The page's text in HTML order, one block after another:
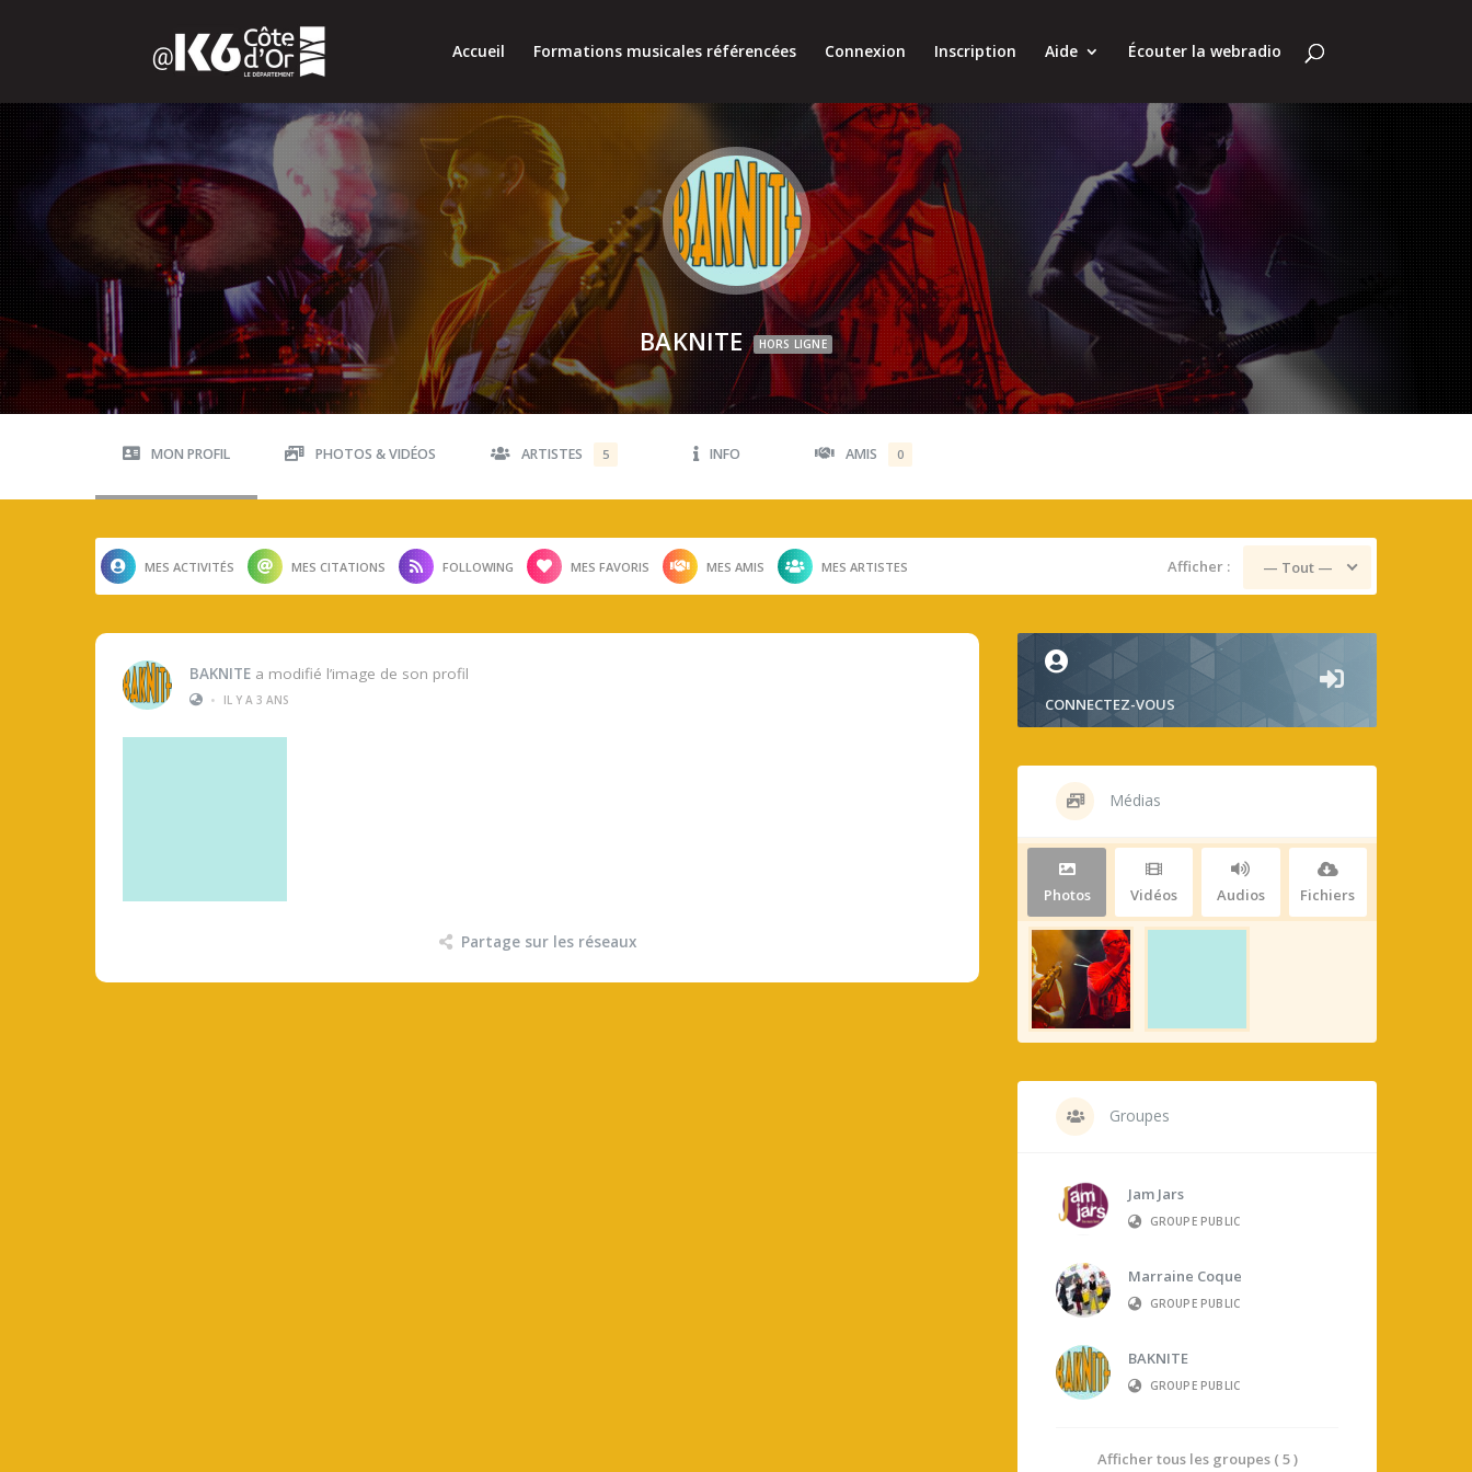
Accueil Formations musicales référencées Connexion Inscription Aide Écouter la webradio
BAKNITE HORS LIGNE
MON PROFIL PHOTOS & VIDÉOS ARTISTES 5 INFO AMIS 0
MES ACTIVITÉS MES CITATIONS FOLLOWING MES FAVORIS MES AMIS MES ARTISTES Afficher : — Tout —
BAKNITE a modifié l’image de son profil
•
IL Y A 3 ANS
Partage sur les réseaux
CONNECTEZ-VOUS
Médias
Photos Vidéos Audios Fichiers
Groupes
Jam Jars
GROUPE PUBLIC
Marraine Coque
GROUPE PUBLIC
BAKNITE
GROUPE PUBLIC
Afficher tous les groupes ( 5 )